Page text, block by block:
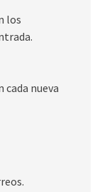
los
nueva